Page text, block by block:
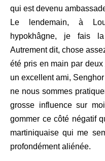
qui est devenu
Le lendemain, à
hypokhâgne, je fais
Autrement dit, chose
été pris en main par deux
un excellent ami,
ne nous sommes
grosse influence sur
gommer ce côté négatif
martiniquaise qui me
profondément aliénée.